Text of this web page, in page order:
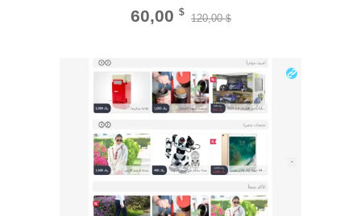
120,00$
السعر
هو:
120,00 $.
60,00 $
السعر
هو:
60,00 $.